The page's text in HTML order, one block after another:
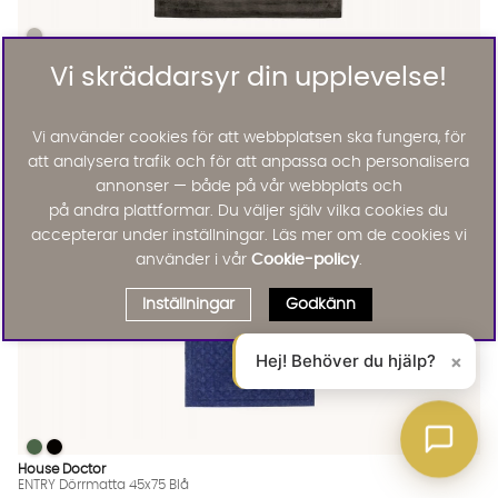
LEXI Viskosmatta 140x200 Mörkgrå
Lägg till
ENTRY Dörrmatta 45x75 Blå Finns även i dessa färger:
ENTRY Dörrmatta 45x75 Blå
ENTRY Dörrmatta 45x75 Blå
House Doctor
ENTRY Dörrmatta 45x75 Blå
Vi skräddarsyr din upplevelse!
Vi använder cookies för att webbplatsen ska fungera, för
att analysera trafik och för att anpassa och personalisera
annonser — både på vår webbplats och
på andra plattformar. Du väljer själv vilka cookies du
accepterar under inställningar. Läs mer om de cookies vi
använder i vår Cookie-policy.
Inställningar Godkänn
Hej! Behöver du hjälp? ×